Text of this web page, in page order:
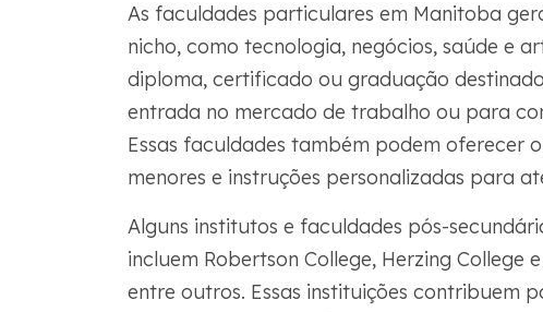
As faculdades particulares em Manitoba
nicho, como tecnologia, negócios, saúde e
diploma, certificado ou graduação
entrada no mercado de trabalho ou para
Essas faculdades também podem oferecer
menores e instruções personalizadas para
Alguns institutos e faculdades pós-
incluem Robertson College, Herzing College
entre outros. Essas instituições contribuem